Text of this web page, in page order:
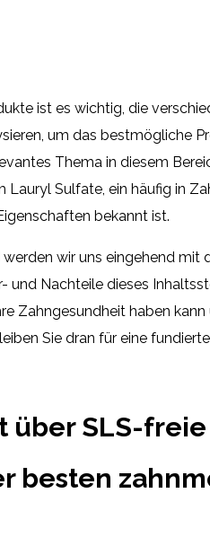
ist es wichtig, die
um das bestmögliche
Thema in diesem
Lauryl Sulfate, ein häufig in
bekannt ist.
wir uns eingehend mit
und Nachteile dieses
Zahngesundheit haben
Sie dran für eine
über SLS-freie
besten